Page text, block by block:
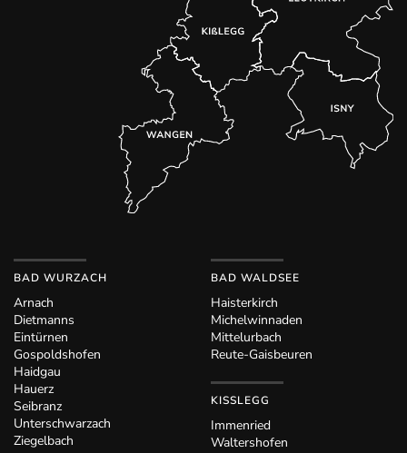
BAD WURZACH
Arnach
Dietmanns
Eintürnen
Gospoldshofen
Haidgau
Hauerz
Seibranz
Unterschwarzach
Ziegelbach
BAD WALDSEE
Haisterkirch
Michelwinnaden
Mittelurbach
Reute-Gaisbeuren
KISSLEGG
Immenried
Waltershofen